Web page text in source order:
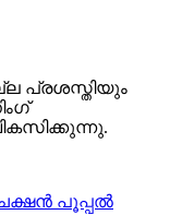
പ്രശസ്തിയും